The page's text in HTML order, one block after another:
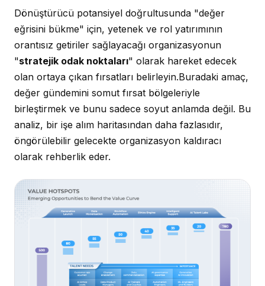
Dönüştürücü potansiyel doğrultusunda "değer
eğrisini bükme" için, yetenek ve rol yatırımının
orantısız getiriler sağlayacağı organizasyonun
"stratejik odak noktaları" olarak hareket edecek
olan ortaya çıkan fırsatları belirleyin.Buradaki amaç,
değer gündemini somut fırsat bölgeleriyle
birleştirmek ve bunu sadece soyut anlamda değil. Bu
analiz, bir işe alım haritasından daha fazlasıdır,
öngörülebilir gelecekte organizasyon kaldıracı
olarak rehberlik eder.